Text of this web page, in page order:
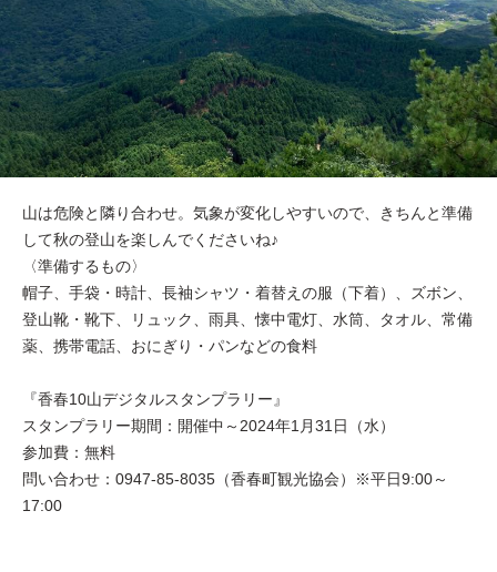
山は危険と隣り合わせ。気象が変化しやすいので、きちんと準備
して秋の登山を楽しんでくださいね♪
〈準備するもの〉
帽子、手袋・時計、長袖シャツ・着替えの服（下着）、ズボン、
登山靴・靴下、リュック、雨具、懐中電灯、水筒、タオル、常備
薬、携帯電話、おにぎり・パンなどの食料
『香春10山デジタルスタンプラリー』
スタンプラリー期間：開催中～2024年1月31日（水）
参加費：無料
問い合わせ：0947-85-8035（香春町観光協会）※平日9:00～
17:00